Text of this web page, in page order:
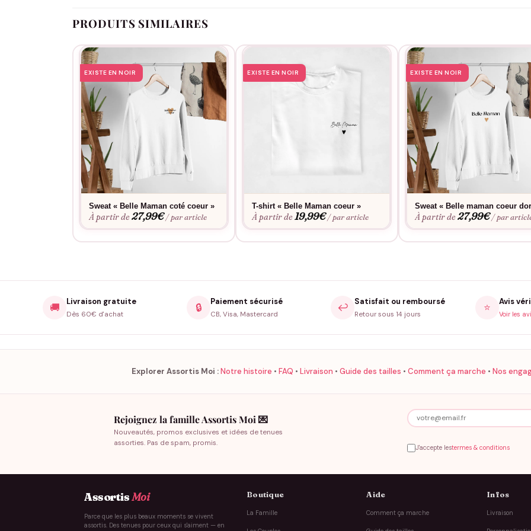
décontractée qu’à l’occasion de moments précieux en famille. Ce vêtement devient rapidement une pièce
PRODUITS SIMILAIRES
EXISTE EN NOIR
Sweat « Belle Maman coté coeur »
À partir de27,99€ / par article
EXISTE EN NOIR
T-shirt « Belle Maman coeur »
À partir de19,99€ / par article
EXISTE EN NOIR
Sweat « Belle maman coeur
À partir de27,99€ / par
🚚 Livraison gratuite
Dès 60€ d'achat
🔒 Paiement sécurisé
CB, Visa, Mastercard
↩️ Satisfait ou remboursé
Retour sous 14 jours
⭐ Avis
Voir les
Explorer Assortis Moi :Notre histoire • FAQ • Livraison • Guide des tailles • Comment ça marche • Nos
Rejoignez la famille Assortis Moi 💌
Nouveautés, promos exclusives et idées de tenues
assorties. Pas de spam, promis.
J'accepte lestermes & conditions
AssortisMoi
Parce que les plus beaux moments se vivent
assortis. Des tenues pour ceux qui s'aiment — en
Boutique
La Famille
Aide
Comment ça marche
Infos
Livraison